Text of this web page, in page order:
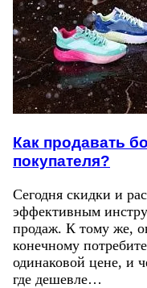
Как продавать
покупателя?
Сегодня скидки и
эффективным
продаж. К тому же,
конечному
одинаковой цене, и
где дешевле…